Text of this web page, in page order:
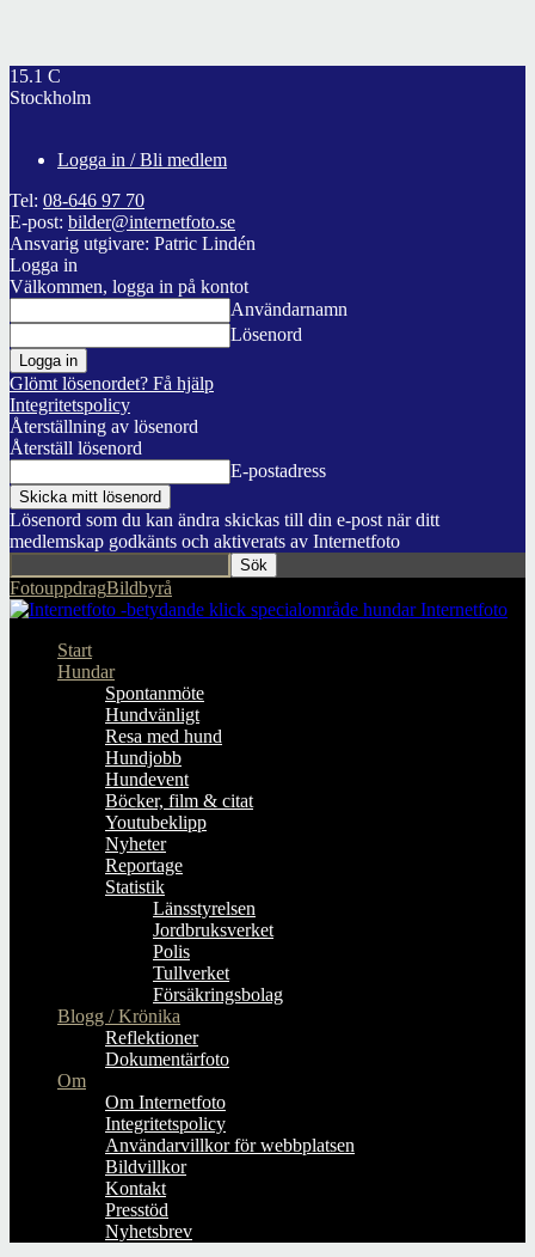
15.1 C
Stockholm
Logga in / Bli medlem
Tel: 08-646 97 70
E-post: bilder@internetfoto.se
Ansvarig utgivare: Patric Lindén
Logga in
Välkommen, logga in på kontot
Användarnamn
Lösenord
Glömt lösenordet? Få hjälp
Integritetspolicy
Återställning av lösenord
Återställ lösenord
E-postadress
Lösenord som du kan ändra skickas till din e-post när ditt
medlemskap godkänts och aktiverats av Internetfoto
FotouppdragBildbyrå
Internetfoto
Start
Hundar
Spontanmöte
Hundvänligt
Resa med hund
Hundjobb
Hundevent
Böcker, film & citat
Youtubeklipp
Nyheter
Reportage
Statistik
Länsstyrelsen
Jordbruksverket
Polis
Tullverket
Försäkringsbolag
Blogg / Krönika
Reflektioner
Dokumentärfoto
Om
Om Internetfoto
Integritetspolicy
Användarvillkor för webbplatsen
Bildvillkor
Kontakt
Presstöd
Nyhetsbrev